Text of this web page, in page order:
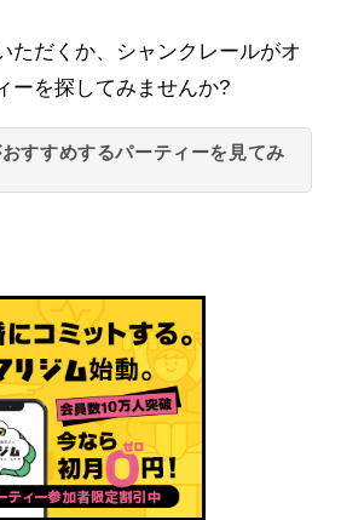
ただくか、シャンクレールがオ
ーを探してみませんか?
すすめするパーティーを見てみ